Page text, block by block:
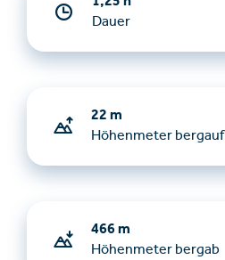
Dauer
22 m
Höhenmeter bergauf
466 m
Höhenmeter bergab